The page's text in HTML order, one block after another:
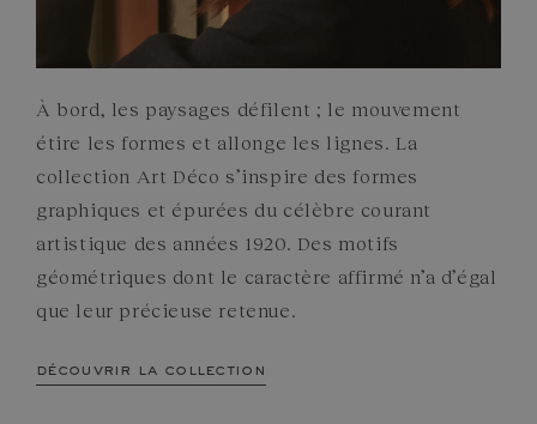
À bord, les paysages défilent ; le mouvement
étire les formes et allonge les lignes. La
collection Art Déco s’inspire des formes
graphiques et épurées du célèbre courant
artistique des années 1920. Des motifs
géométriques dont le caractère affirmé n’a d’égal
que leur précieuse retenue.
découvrir la collection